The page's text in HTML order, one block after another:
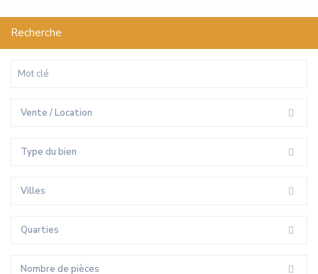
Recherche
Vente / Location
Type du bien
Villes
Quarties
Nombre de pièces